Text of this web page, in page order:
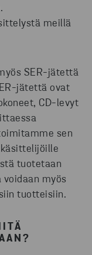
meillä
SER-jätettä
jätettä ovat
CD-levyt
sen
tuotetaan
myös
tuotteisiin.